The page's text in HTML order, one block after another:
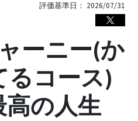
評価基準日： 2026/07/31
ーニー(か
るコース)
高の人生